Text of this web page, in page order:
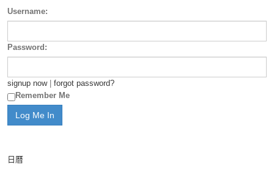
Username:
Password:
signup now| forgot password?
Remember Me
日曆